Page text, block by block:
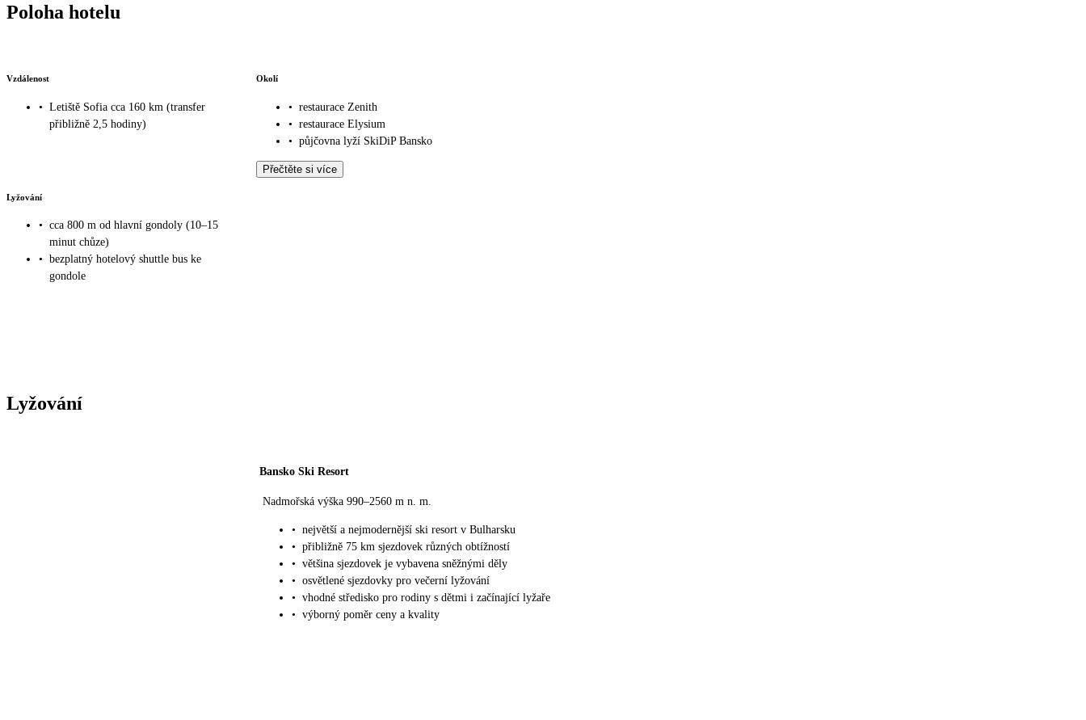
Poloha hotelu
Vzdálenost
• Letiště Sofia cca 160 km (transfer
přibližně 2,5 hodiny)
Okolí
• restaurace Zenith
• restaurace Elysium
• půjčovna lyží SkiDiP Bansko
Přečtěte si více
Lyžování
• cca 800 m od hlavní gondoly (10–15
minut chůze)
• bezplatný hotelový shuttle bus ke
gondole
Lyžování
Bansko Ski Resort
Nadmořská výška 990–2560 m n. m.
• největší a nejmodernější ski resort v Bulharsku
• přibližně 75 km sjezdovek různých obtížností
• většina sjezdovek je vybavena sněžnými děly
• osvětlené sjezdovky pro večerní lyžování
• vhodné středisko pro rodiny s dětmi i začínající lyžaře
• výborný poměr ceny a kvality